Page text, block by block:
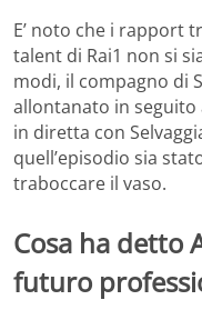
E’ noto che i rapport
talent di Rai1 non si
modi, il compagno di
allontanato in
in diretta con
quell’episodio sia
traboccare il vaso.
Cosa ha detto
futuro